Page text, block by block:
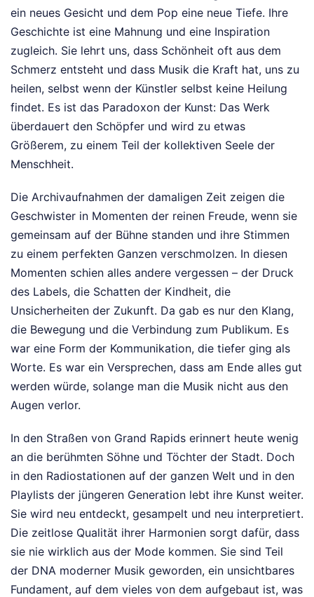
ein neues Gesicht und dem Pop eine neue Tiefe. Ihre
Geschichte ist eine Mahnung und eine Inspiration
zugleich. Sie lehrt uns, dass Schönheit oft aus dem
Schmerz entsteht und dass Musik die Kraft hat, uns zu
heilen, selbst wenn der Künstler selbst keine Heilung
findet. Es ist das Paradoxon der Kunst: Das Werk
überdauert den Schöpfer und wird zu etwas
Größerem, zu einem Teil der kollektiven Seele der
Menschheit.
Die Archivaufnahmen der damaligen Zeit zeigen die
Geschwister in Momenten der reinen Freude, wenn sie
gemeinsam auf der Bühne standen und ihre Stimmen
zu einem perfekten Ganzen verschmolzen. In diesen
Momenten schien alles andere vergessen – der Druck
des Labels, die Schatten der Kindheit, die
Unsicherheiten der Zukunft. Da gab es nur den Klang,
die Bewegung und die Verbindung zum Publikum. Es
war eine Form der Kommunikation, die tiefer ging als
Worte. Es war ein Versprechen, dass am Ende alles gut
werden würde, solange man die Musik nicht aus den
Augen verlor.
In den Straßen von Grand Rapids erinnert heute wenig
an die berühmten Söhne und Töchter der Stadt. Doch
in den Radiostationen auf der ganzen Welt und in den
Playlists der jüngeren Generation lebt ihre Kunst weiter.
Sie wird neu entdeckt, gesampelt und neu interpretiert.
Die zeitlose Qualität ihrer Harmonien sorgt dafür, dass
sie nie wirklich aus der Mode kommen. Sie sind Teil
der DNA moderner Musik geworden, ein unsichtbares
Fundament, auf dem vieles von dem aufgebaut ist, was